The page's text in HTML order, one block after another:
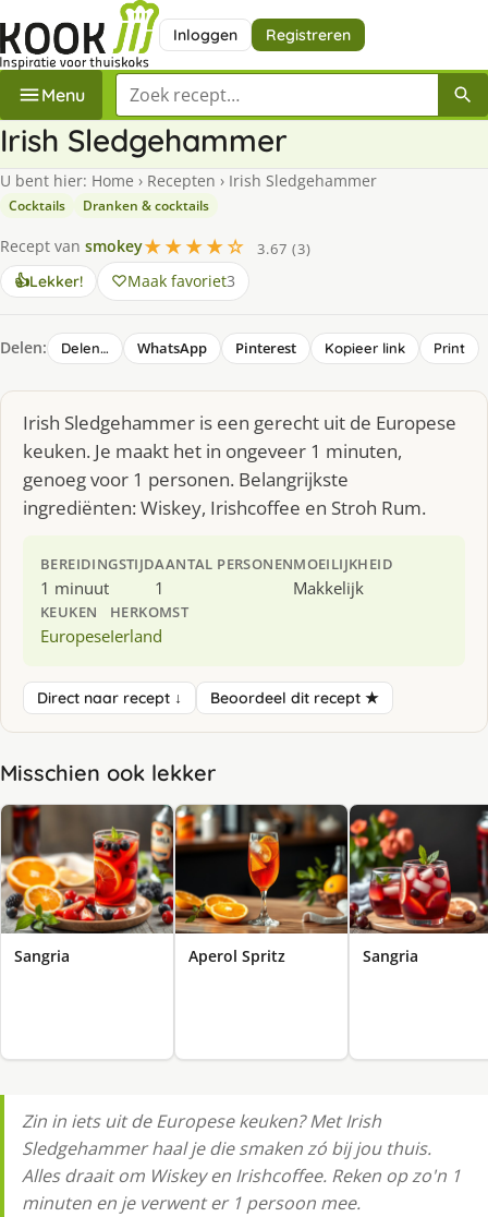
Inloggen Registreren
Menu Zoek een recept
Irish Sledgehammer
U bent hier: Home › Recepten › Irish Sledgehammer
Cocktails Dranken & cocktails
Recept van smokey★★★★☆
3.67 (3)
👍Lekker! Maak favoriet3
Delen: Delen… WhatsApp Pinterest Kopieer link Print
Irish Sledgehammer is een gerecht uit de Europese
keuken. Je maakt het in ongeveer 1 minuten,
genoeg voor 1 personen. Belangrijkste
ingrediënten: Wiskey, Irishcoffee en Stroh Rum.
BEREIDINGSTIJD
1 minuut
AANTAL PERSONEN
1
MOEILIJKHEID
Makkelijk
KEUKEN
Europese
HERKOMST
Ierland
Direct naar recept ↓ Beoordeel dit recept ★
Misschien ook lekker
Sangria Aperol Spritz Sangria
Zin in iets uit de Europese keuken? Met Irish
Sledgehammer haal je die smaken zó bij jou thuis.
Alles draait om Wiskey en Irishcoffee. Reken op zo'n 1
minuten en je verwent er 1 persoon mee.